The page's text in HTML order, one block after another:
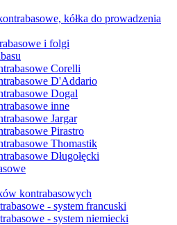
kółka do prowadzenia
i folgi
Corelli
D'Addario
Dogal
inne
Jargar
Pirastro
Thomastik
Długołęcki
kontrabasowych
- system francuski
- system niemiecki